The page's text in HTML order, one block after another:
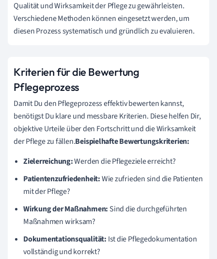
Qualität und Wirksamkeit der Pflege zu gewährleisten.
Verschiedene Methoden können eingesetzt werden, um
diesen Prozess systematisch und gründlich zu evaluieren.
Kriterien für die Bewertung
Pflegeprozess
Damit Du den Pflegeprozess effektiv bewerten kannst,
benötigst Du klare und messbare Kriterien. Diese helfen Dir,
objektive Urteile über den Fortschritt und die Wirksamkeit
der Pflege zu fällen.Beispielhafte Bewertungskriterien:
Zielerreichung:Werden die Pflegeziele erreicht?
Patientenzufriedenheit:Wie zufrieden sind die Patienten
mit der Pflege?
Wirkung der Maßnahmen: Sind die durchgeführten
Maßnahmen wirksam?
Dokumentationsqualität: Ist die Pflegedokumentation
vollständig und korrekt?